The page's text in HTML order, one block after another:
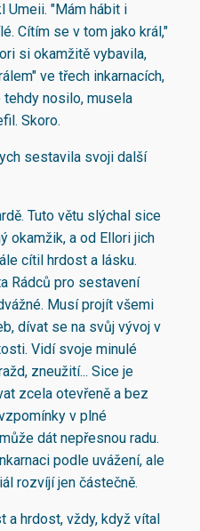
Umeii. "Mám hábit i
Cítím se v tom jako král,"
si okamžitě vybavila,
ve třech inkarnacích,
nosilo, musela
Skoro.
sestavila svoji další
Tuto větu slýchal sice
okamžik, a od Ellori jich
cítil hrdost a lásku.
Rádců pro sestavení
Musí projít všemi
dívat se na svůj vývoj v
Vidí svoje minulé
zneužití... Sice je
zcela otevřeně a bez
v plné
dát nepřesnou radu.
podle uvážení, ale
rozvíjí jen částečně.
hrdost, vždy, když vítal